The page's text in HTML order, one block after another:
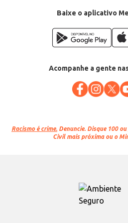
Baixe o aplicativo
Acompanhe a gente
Racismo é crime. Denuncie. Disque 100
Civil mais próxima ou o